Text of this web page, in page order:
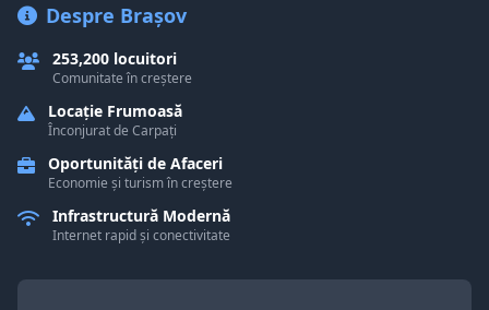
Despre Brașov
253,200 locuitori
Comunitate în creștere
Locație Frumoasă
Înconjurat de Carpați
Oportunități de Afaceri
Economie și turism în creștere
Infrastructură Modernă
Internet rapid și conectivitate